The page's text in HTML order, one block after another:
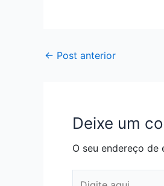
← Post anterior
Deixe um
O seu endereço de